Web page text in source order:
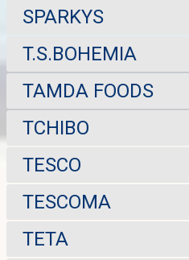
SPARKYS
T.S.BOHEMIA
TAMDA FOODS
TCHIBO
TESCO
TESCOMA
TETA